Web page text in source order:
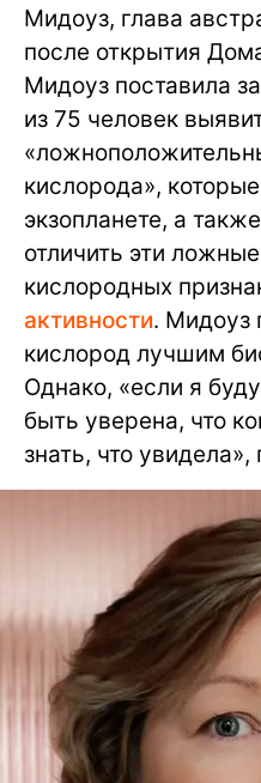
Мидоуз, глава
после открытия
Мидоуз поставила
из 75 человек
кислорода»,
экзопланете, а
отличить эти
кислородных
активности. Мидоуз
кислород лучшим
Однако, «если я
быть уверена, что
знать, что увидела»,